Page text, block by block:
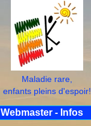
Maladie rare,
enfants pleins d'espoir!
Webmaster - Infos